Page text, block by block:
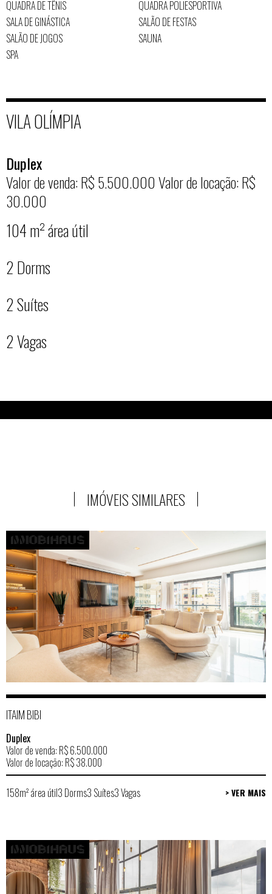
QUADRA DE TÊNIS
QUADRA POLIESPORTIVA
SALA DE GINÁSTICA
SALÃO DE FESTAS
SALÃO DE JOGOS
SAUNA
SPA
VILA OLÍMPIA
Duplex
Valor de venda: R$ 5.500.000Valor de locação: R$
30.000
104 m² área útil
2 Dorms
2 Suítes
2 Vagas
IMÓVEIS SIMILARES
ITAIM BIBI
Duplex
Valor de venda: R$ 6.500.000
Valor de locação: R$ 38.000
158m² área útil3 Dorms3 Suítes3 Vagas > VER MAIS